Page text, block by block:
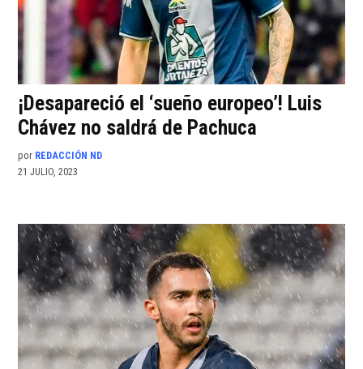
¡Desapareció el ‘sueño europeo’! Luis
Chávez no saldrá de Pachuca
por REDACCIÓN ND
21 JULIO, 2023